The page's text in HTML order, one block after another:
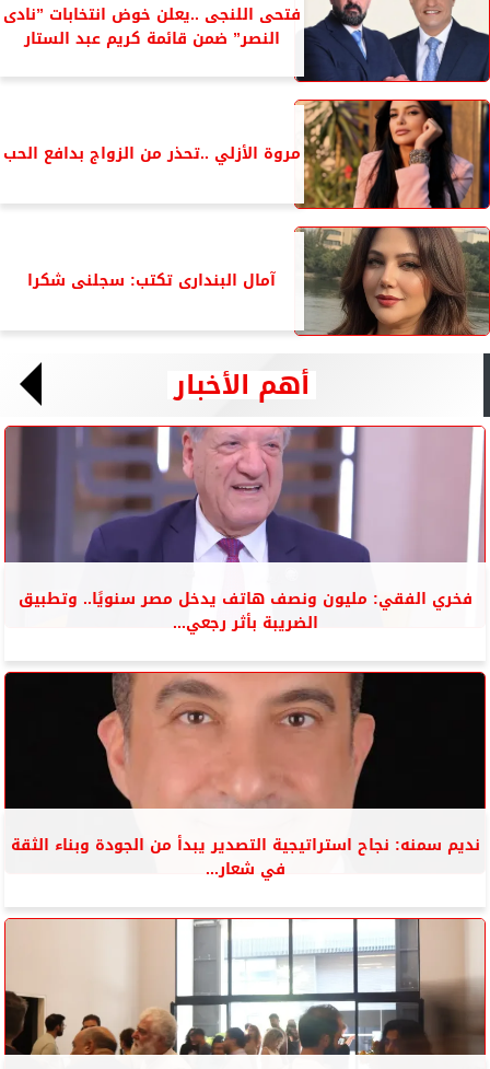
فتحى اللنجى ..يعلن خوض انتخابات ”نادى
النصر” ضمن قائمة كريم عبد الستار
مروة الأزلي ..تحذر من الزواج بدافع الحب
آمال البندارى تكتب: سجلنى شكرا
أهم الأخبار
فخري الفقي: مليون ونصف هاتف يدخل مصر سنويًا.. وتطبيق
الضريبة بأثر رجعي...
نديم سمنه: نجاح استراتيجية التصدير يبدأ من الجودة وبناء الثقة
في شعار...